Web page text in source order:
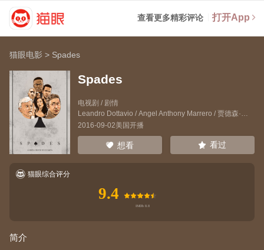
查看更多精彩评论 打开App
猫眼电影 > Spades
Spades
电视剧 / 剧情
Leandro Dottavio / Angel Anthony Marrero / 贾德森·米尔斯
2016-09-02美国开播
想看 看过
猫眼综合评分
9.4
简介